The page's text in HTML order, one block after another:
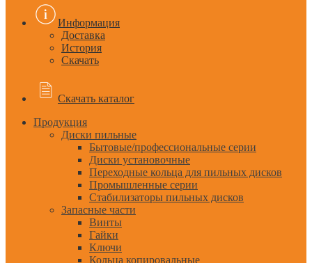
Информация
Доставка
История
Скачать
Скачать каталог
Продукция
Диски пильные
Бытовые/профессиональные серии
Диски установочные
Переходные кольца для пильных дисков
Промышленные серии
Стабилизаторы пильных дисков
Запасные части
Винты
Гайки
Ключи
Кольца копировальные